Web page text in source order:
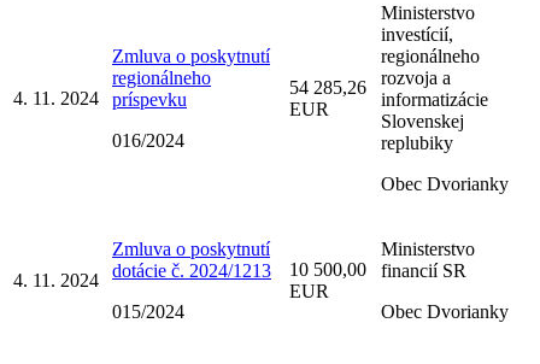
4. 11. 2024
Zmluva o poskytnutí
regionálneho
príspevku
016/2024
54 285,26
EUR
Ministerstvo
investícií,
regionálneho
rozvoja a
informatizácie
Slovenskej
replubiky
Obec Dvorianky
4. 11. 2024
Zmluva o poskytnutí
dotácie č. 2024/1213
015/2024
10 500,00
EUR
Ministerstvo
financií SR
Obec Dvorianky